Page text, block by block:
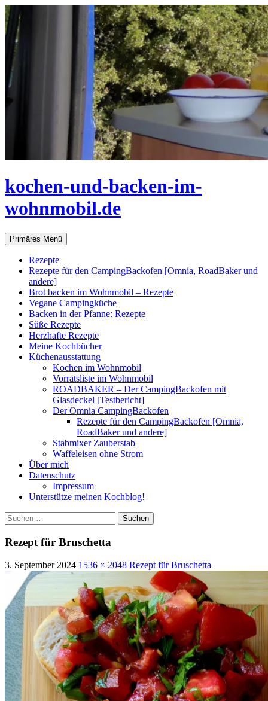
Zum
Inhalt
springen
kochen-und-backen-im-
wohnmobil.de
Suchen
Primäres Menü
Rezepte
Rezepte für den CampingBackofen [Omnia, RoadBaker und
andere]
Brot backen im Wohnmobil – Rezepte
Vegane Campingküche
Backen in der Pfanne: Rezepte
Süße Rezepte
Herzhafte Rezepte
Meine Kochbücher
Küchenausstattung
Kochen im Wohnmobil
Vorratsliste im Wohnmobil
ROADBAKER – Der CampingBackofen mit
Glasdeckel [Testbericht]
Der Omnia CampingBackofen
Rezepte für den CampingBackofen [Omnia,
RoadBaker und andere]
Stabmixer Zauberstab
Waffeleisen ohne Strom
Über mich
Datenschutz
Impressum
Unterstütze meinen Kochblog!
Suchen
nach:
Rezept für Bruschetta
3. September 2024 1536 × 2048 Rezept für Bruschetta